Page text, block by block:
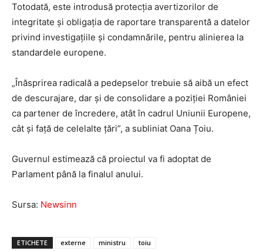
Totodată, este introdusă protecția avertizorilor de
integritate și obligația de raportare transparentă a datelor
privind investigațiile și condamnările, pentru alinierea la
standardele europene.
„Înăsprirea radicală a pedepselor trebuie să aibă un efect
de descurajare, dar și de consolidare a poziției României
ca partener de încredere, atât în cadrul Uniunii Europene,
cât și față de celelalte țări”, a subliniat Oana Țoiu.
Guvernul estimează că proiectul va fi adoptat de
Parlament până la finalul anului.
Sursa: Newsinn
ETICHETE externe ministru toiu